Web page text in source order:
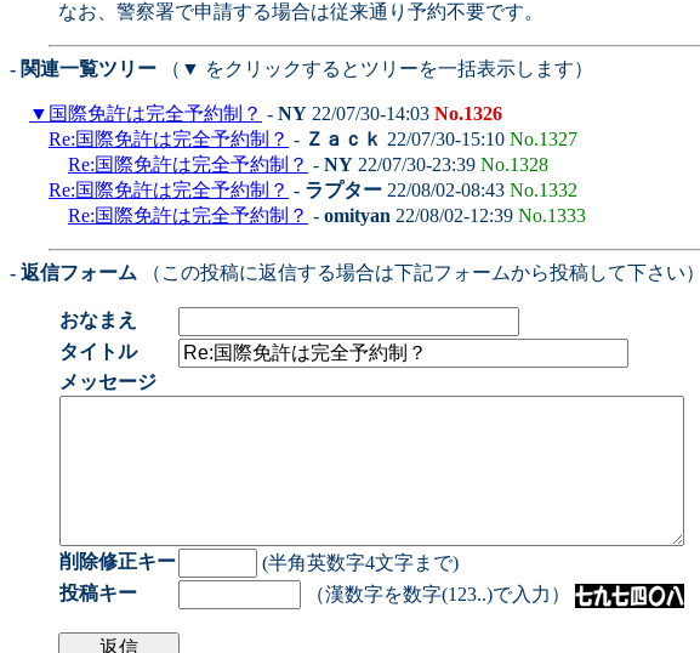
なお、警察署で申請する場合は従来通り予約不要です。
- 関連一覧ツリー （▼ をクリックするとツリーを一括表示します）
▼ 国際免許は完全予約制？ - NY 22/07/30-14:03 No.1326
Re:国際免許は完全予約制？ - Ｚａｃｋ 22/07/30-15:10 No.1327
Re:国際免許は完全予約制？ - NY 22/07/30-23:39 No.1328
Re:国際免許は完全予約制？ - ラプター 22/08/02-08:43 No.1332
Re:国際免許は完全予約制？ - omityan 22/08/02-12:39 No.1333
- 返信フォーム （この投稿に返信する場合は下記フォームから投稿して下さい）
おなまえ
タイトル
メッセージ
削除修正キー
(半角英数字4文字まで)
投稿キー
（漢数字を数字(123..)で入力）